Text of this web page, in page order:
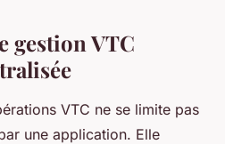
gestion VTC
VTC ne se limite pas
une application. Elle